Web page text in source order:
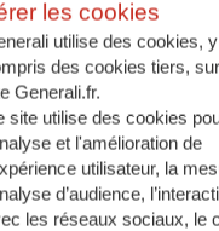
Partager l'article
données à titre
et préventif. Generali
d'aucune nature lié
données à titre
Generali ne saurait être tenu
nature lié aux informations
les cookies
utilise des cookies, y
des cookies tiers,
Generali.fr.
site utilise des cookies
et l'amélioration de
utilisateur, la
d’audience,
les réseaux sociaux, le